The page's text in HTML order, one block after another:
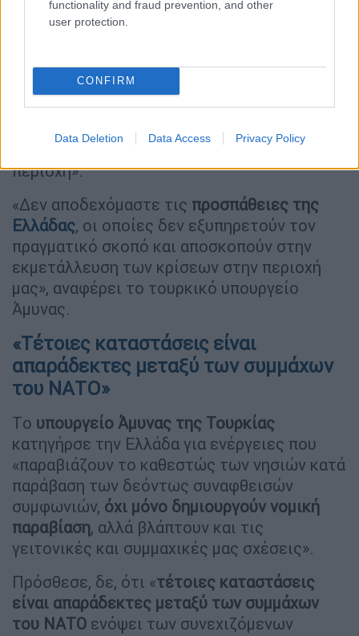
functionality and fraud prevention, and other
user protection.
CONFIRM
Data Deletion Data Access Privacy Policy
Άγκυρα για Patriot στην Κάρπαθο:
Λίγο νωρίτερα, για
Ελλάδας, έκανε λόγο ηΤουρκίαγια τους
Patriot
στην Κάρπαθο καθώς, όπως
«εκμεταλλεύεται την κρίση στην
περιοχή».
«Δεν αποδεχόμαστε τις προσπάθειες της
Ελλάδας, οι οποίες δεν εξυπηρετούν τον
πραγματικό σκοπό και αποσκοπούν στην
εκμετάλλευση των κρίσεων στην περιοχή
μας», αναφέρει το τουρκικό υπουργείο
Άμυνας.
«Τέτοιες καταστάσεις είναι
απαράδεκτες μεταξύ των συμμάχων
του ΝΑΤΟ»
Tο υπουργείο Άμυνας της Τουρκίας
κατηγήρσε την Ελλάδα για ενέργειες που
«παραβιάζουν το καθεστώς των νησιών κατά
παράβαση των δεόντως συναφθεισών
συμφωνιών, όχι μόνο δημιουργούν νομική
παραβίαση, αλλά βλάπτουν και τις
γειτονικές και συμμαχικές μας σχέσεις».
Πρόσθεσε, δε, ότι «τέτοιες καταστάσεις
είναι απαράδεκτες μεταξύ των συμμάχων
του ΝΑΤΟ ενόψει των συνεχιζόμενων